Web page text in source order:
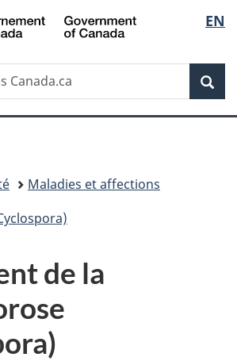
Passer
au
principal
Passer
à
Au
du
Passer
au
de
section
Passer
à
version
simplifiée
de
la
EN
Maladies et affections
de la